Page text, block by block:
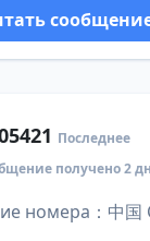
Последнее
получено 2
номера：中国